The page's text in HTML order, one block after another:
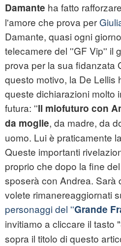
Damante ha fatto
l'amore che prova per
Damante, quasi ogni
telecamere del ''GF Vip'' il
prova per la sua fidanzata
questo motivo, la De Lellis
queste dichiarazioni molto
futura: ''Il miofuturo con
da moglie, da madre, da
uomo. Lui è praticamente
Queste importanti
proprio che dopo la fine
sposerà con Andrea. Sarà
volete rimanereaggiornati
personaggi del ''Grande
invitiamo a cliccare il tasto "
sopra il titolo di questo